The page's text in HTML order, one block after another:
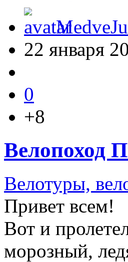
22 января
0
+8
Велопоход
Велотуры,
Привет всем!
Вот и
морозный,